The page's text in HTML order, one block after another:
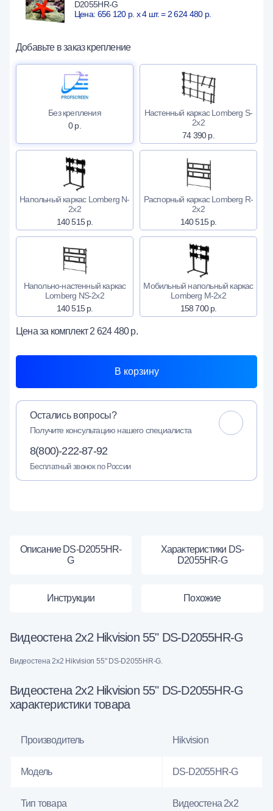
D2055HR-G
Цена: 656 120 р. x 4 шт. = 2 624 480 р.
Добавьте в заказ крепление
Без крепления
0 р.
Настенный каркас Lomberg S-
2х2
74 390 р.
Напольный каркас Lomberg N-
2х2
140 515 р.
Распорный каркас Lomberg R-
2х2
140 515 р.
Напольно-настенный каркас
Lomberg NS-2х2
140 515 р.
Мобильный напольный каркас
Lomberg M-2х2
158 700 р.
Цена за комплект2 624 480 р.
В корзину
Остались вопросы?
Получите консультацию нашего специалиста
8(800)-222-87-92
Бесплатный звонок по России
Описание DS-D2055HR-
G
Характеристики DS-
D2055HR-G
Инструкции Похожие
Видеостена 2x2 Hikvision 55" DS-D2055HR-G
Видеостена 2x2 Hikvision 55" DS-D2055HR-G.
Видеостена 2x2 Hikvision 55" DS-D2055HR-G
характеристики товара
Производитель Hikvision
Модель DS-D2055HR-G
Тип товара Видеостена 2х2